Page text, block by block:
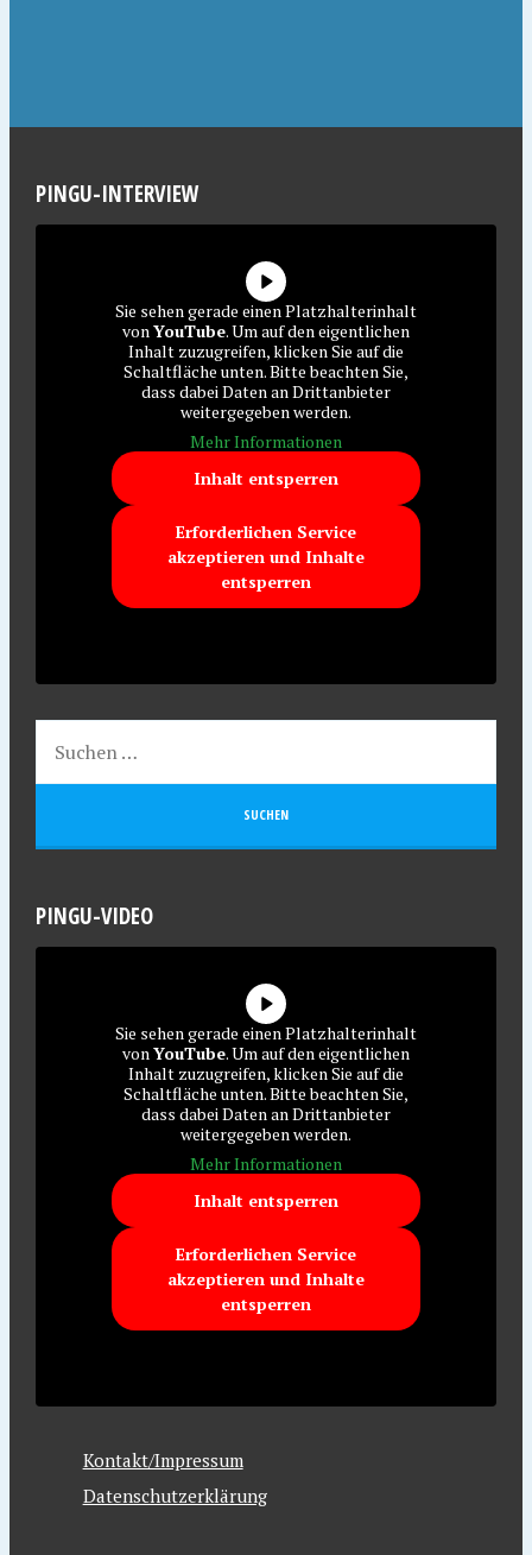
PINGU-INTERVIEW
Sie sehen gerade einen Platzhalterinhalt
vonYouTube. Um auf den eigentlichen
Inhalt zuzugreifen, klicken Sie auf die
Schaltfläche unten. Bitte beachten Sie,
dass dabei Daten an Drittanbieter
weitergegeben werden.
Mehr Informationen
Inhalt entsperren
Erforderlichen Service
akzeptieren und Inhalte
entsperren
PINGU-VIDEO
Sie sehen gerade einen Platzhalterinhalt
vonYouTube. Um auf den eigentlichen
Inhalt zuzugreifen, klicken Sie auf die
Schaltfläche unten. Bitte beachten Sie,
dass dabei Daten an Drittanbieter
weitergegeben werden.
Mehr Informationen
Inhalt entsperren
Erforderlichen Service
akzeptieren und Inhalte
entsperren
Kontakt/Impressum
Datenschutzerklärung